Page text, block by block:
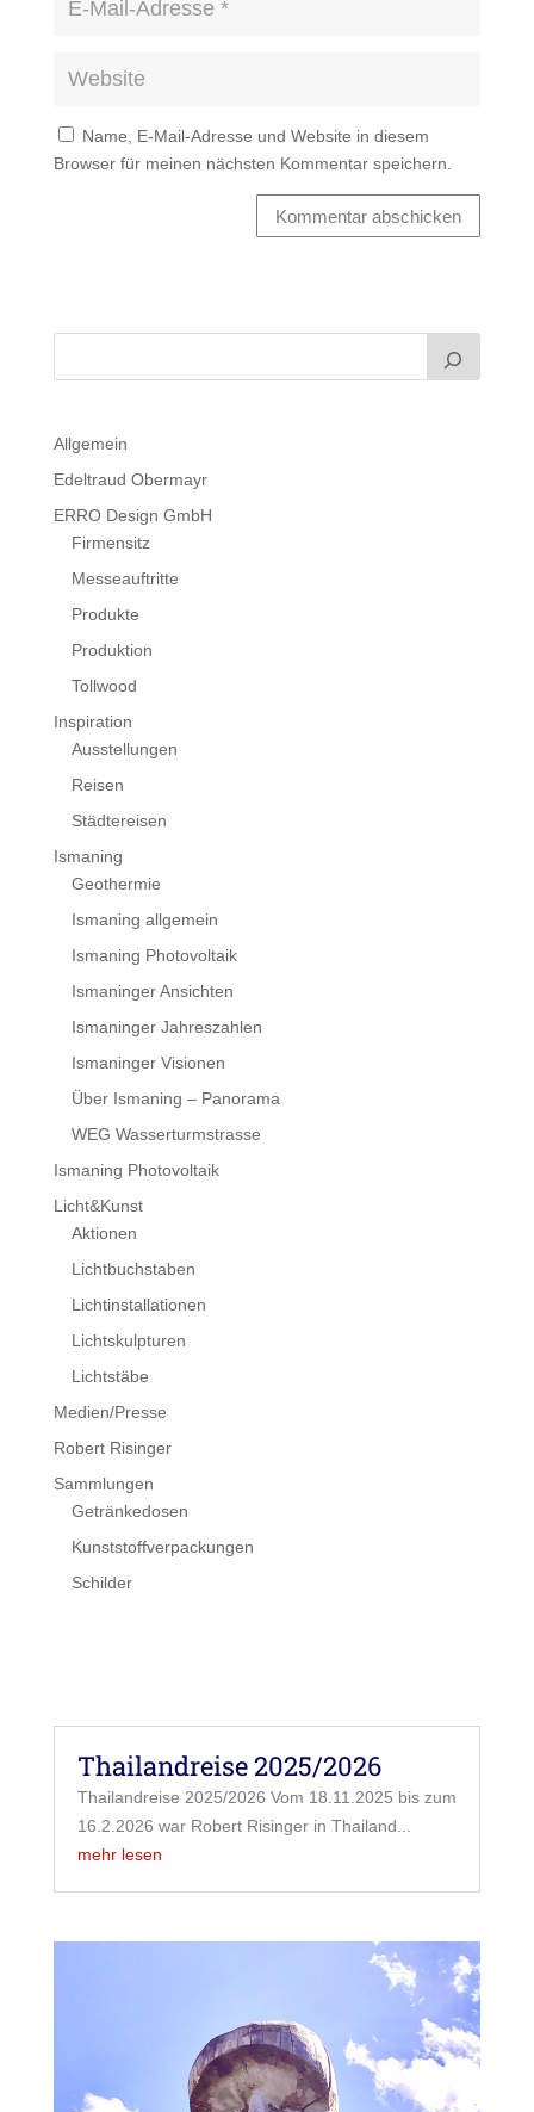
Name, E-Mail-Adresse und Website in diesem
Browser für meinen nächsten Kommentar speichern.
Kommentar abschicken
Allgemein
Edeltraud Obermayr
ERRO Design GmbH
Firmensitz
Messeauftritte
Produkte
Produktion
Tollwood
Inspiration
Ausstellungen
Reisen
Städtereisen
Ismaning
Geothermie
Ismaning allgemein
Ismaning Photovoltaik
Ismaninger Ansichten
Ismaninger Jahreszahlen
Ismaninger Visionen
Über Ismaning – Panorama
WEG Wasserturmstrasse
Ismaning Photovoltaik
Licht&Kunst
Aktionen
Lichtbuchstaben
Lichtinstallationen
Lichtskulpturen
Lichtstäbe
Medien/Presse
Robert Risinger
Sammlungen
Getränkedosen
Kunststoffverpackungen
Schilder
Thailandreise 2025/2026
Thailandreise 2025/2026 Vom 18.11.2025 bis zum
16.2.2026 war Robert Risinger in Thailand...
mehr lesen